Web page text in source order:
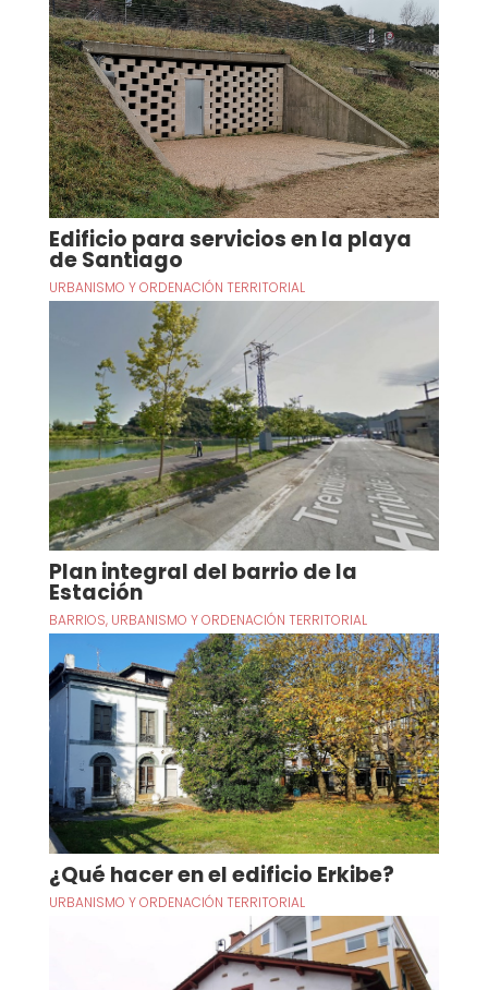
Edificio para servicios en la playa
de Santiago
URBANISMO Y ORDENACIÓN TERRITORIAL
Plan integral del barrio de la
Estación
BARRIOS, URBANISMO Y ORDENACIÓN TERRITORIAL
¿Qué hacer en el edificio Erkibe?
URBANISMO Y ORDENACIÓN TERRITORIAL